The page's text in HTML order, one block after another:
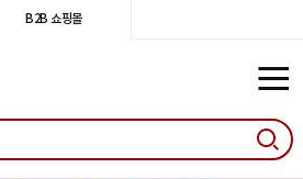
B2B 쇼핑몰